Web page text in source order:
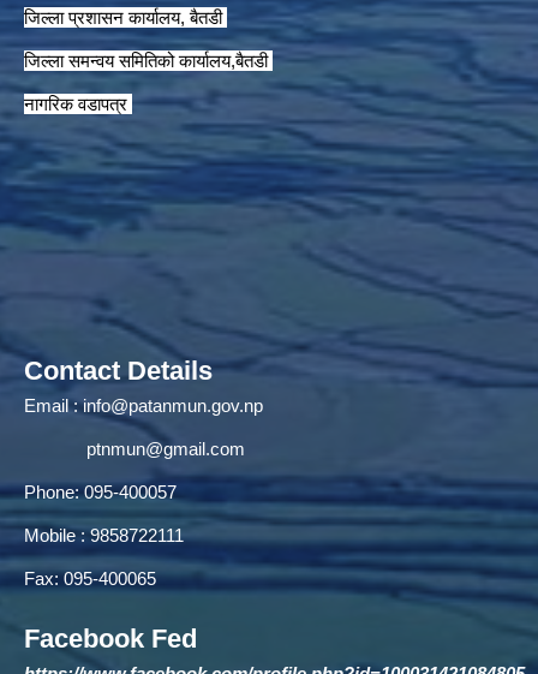
जिल्ला प्रशासन कार्यालय, बैतडी
जिल्ला समन्वय समितिको कार्यालय,बैतडी
नागरिक वडापत्र
Contact Details
Email :info@patanmun.gov.np
ptnmun@gmail.com
Phone: 095-400057
Mobile : 9858722111
Fax: 095-400065
Facebook Fed